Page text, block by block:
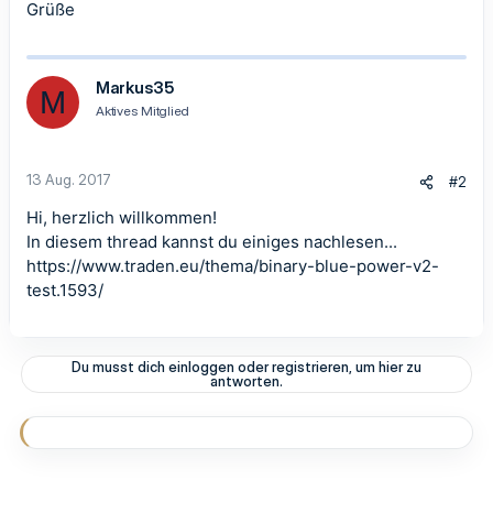
Grüße
M Markus35
Aktives Mitglied
13 Aug. 2017 #2
Hi, herzlich willkommen!
In diesem thread kannst du einiges nachlesen...
https://www.traden.eu/thema/binary-blue-power-v2-
test.1593/
Du musst dich einloggen oder registrieren, um hier zu
antworten.